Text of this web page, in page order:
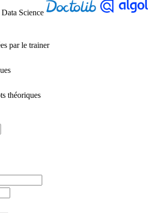
Science
par le trainer
théoriques